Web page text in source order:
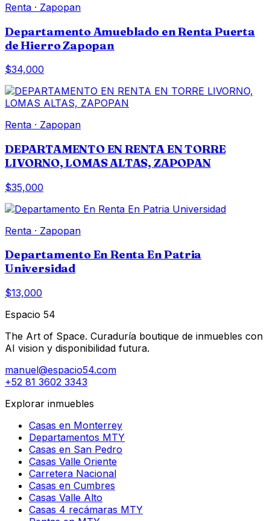
Renta · Zapopan
Departamento Amueblado en Renta Puerta
de Hierro Zapopan
$34,000
Renta · Zapopan
DEPARTAMENTO EN RENTA EN TORRE
LIVORNO, LOMAS ALTAS, ZAPOPAN
$35,000
Renta · Zapopan
Departamento En Renta En Patria
Universidad
$13,000
Espacio 54
The Art of Space. Curaduría boutique de inmuebles con
AI vision y disponibilidad futura.
manuel@espacio54.com
+52 81 3602 3343
Explorar inmuebles
Casas en Monterrey
Departamentos MTY
Casas en San Pedro
Casas Valle Oriente
Carretera Nacional
Casas en Cumbres
Casas Valle Alto
Casas 4 recámaras MTY